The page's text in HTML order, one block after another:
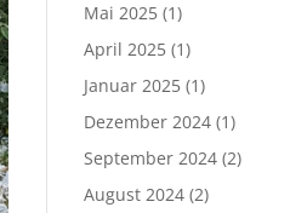
Mai 2025 (1)
April 2025 (1)
Januar 2025 (1)
Dezember 2024 (1)
September 2024 (2)
August 2024 (2)